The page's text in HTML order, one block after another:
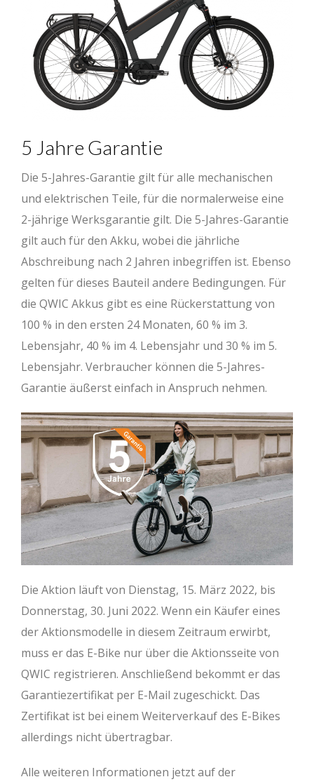
5 Jahre Garantie
Die 5-Jahres-Garantie gilt für alle mechanischen
und elektrischen Teile, für die normalerweise eine
2-jährige Werksgarantie gilt. Die 5-Jahres-Garantie
gilt auch für den Akku, wobei die jährliche
Abschreibung nach 2 Jahren inbegriffen ist. Ebenso
gelten für dieses Bauteil andere Bedingungen. Für
die QWIC Akkus gibt es eine Rückerstattung von
100 % in den ersten 24 Monaten, 60 % im 3.
Lebensjahr, 40 % im 4. Lebensjahr und 30 % im 5.
Lebensjahr. Verbraucher können die 5-Jahres-
Garantie äußerst einfach in Anspruch nehmen.
Die Aktion läuft von Dienstag, 15. März 2022, bis
Donnerstag, 30. Juni 2022. Wenn ein Käufer eines
der Aktionsmodelle in diesem Zeitraum erwirbt,
muss er das E-Bike nur über die Aktionsseite von
QWIC registrieren. Anschließend bekommt er das
Garantiezertifikat per E-Mail zugeschickt. Das
Zertifikat ist bei einem Weiterverkauf des E-Bikes
allerdings nicht übertragbar.
Alle weiteren Informationen jetzt auf der